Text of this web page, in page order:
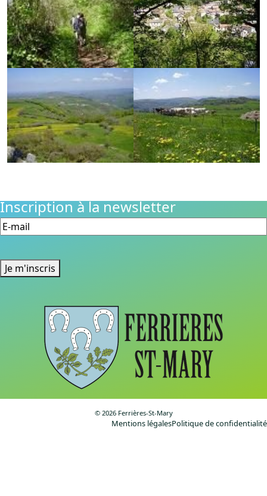
Inscription à la newsletter
E-
mail(Nécessaire)
Je m'inscris
©️ 2026 Ferrières-St-Mary
Mentions légalesPolitique de confidentialité